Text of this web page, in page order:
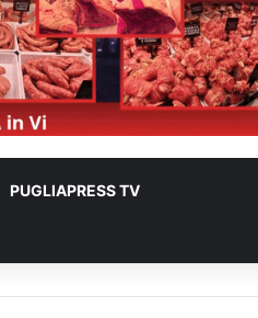
PUGLIAPRESS TV